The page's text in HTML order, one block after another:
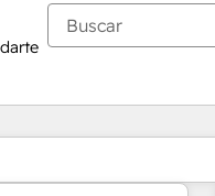
actualmente enPágina